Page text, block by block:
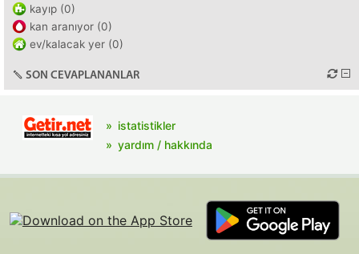
kayıp (0)
kan aranıyor (0)
ev/kalacak yer (0)
SON CEVAPLANANLAR
istatistikler
yardım / hakkında